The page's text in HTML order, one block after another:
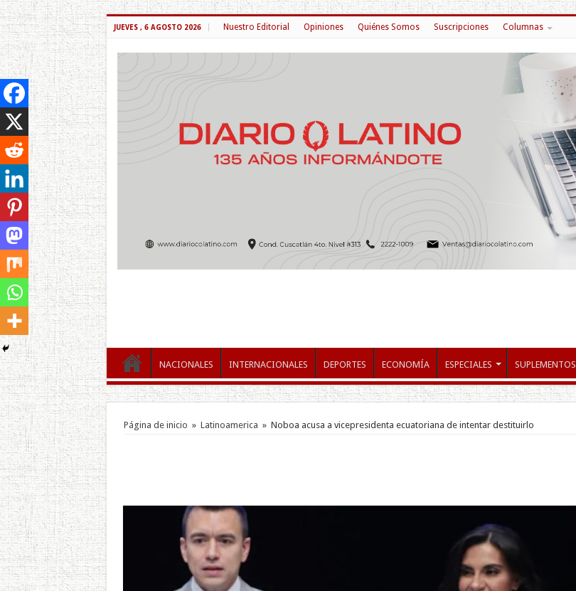
JUEVES , 6 AGOSTO 2026 Nuestro Editorial Opiniones Quiénes Somos Suscripciones Columnas
NACIONALES INTERNACIONALES DEPORTES ECONOMÍA ESPECIALES SUPLEMENTOS
Página de inicio » Latinoamerica » Noboa acusa a vicepresidenta ecuatoriana de intentar destituirlo